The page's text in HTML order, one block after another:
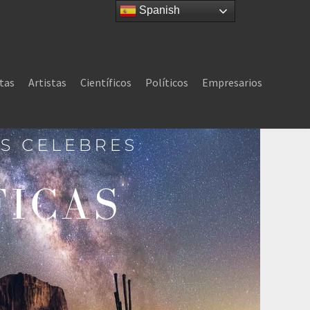
Artistas Científicos Políticos Empresarios
Spanish